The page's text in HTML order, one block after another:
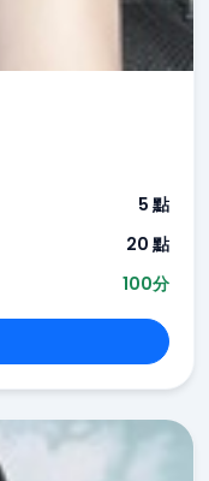
5 點
20 點
100分